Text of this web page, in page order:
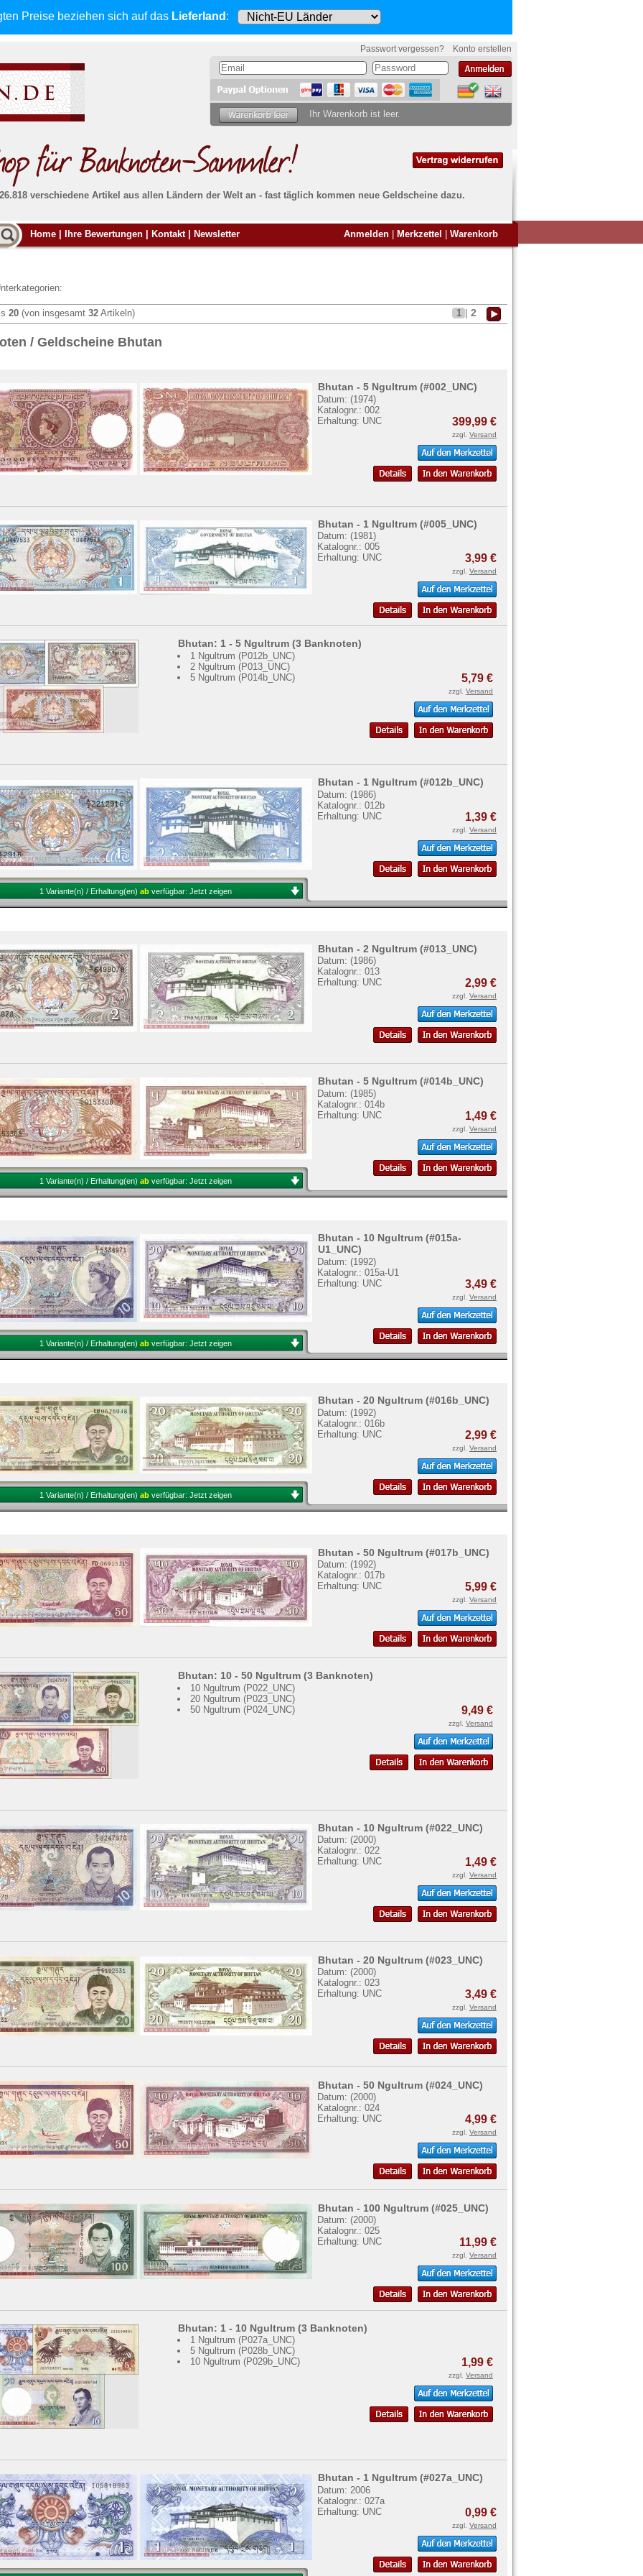
Preise beziehen sich auf das Lieferland :
Passwort vergessen? Konto erstellen
Ihr Warenkorb ist leer.
verschiedene Artikel aus allen Ländern der Welt an - fast täglich kommen neue Geldscheine dazu.
Alle Lieferungen, auch ins Ausland, werden
von uns voll versichert. Sie habenkein Risiko
Absolute Zuverlässigkeit:
Banknoten
Möchten Sie Banknoten
verkaufen?
Siehier.
Home Ihre Bewertungen Kontakt Newsletter Anmelden Merkzettel Warenkorb
20 (von insgesamt 32 Artikeln) 1 2
/ Geldscheine Bhutan
Bhutan - 5 Ngultrum (#002_UNC)
Datum: (1974)
Katalognr.: 002
Erhaltung: UNC
399,99 €
zzgl. Versand
Bhutan - 1 Ngultrum (#005_UNC)
Datum: (1981)
Katalognr.: 005
Erhaltung: UNC
3,99 €
zzgl. Versand
Bhutan: 1 - 5 Ngultrum (3 Banknoten)
1 Ngultrum (P012b_UNC)
2 Ngultrum (P013_UNC)
5 Ngultrum (P014b_UNC)
5,79 €
zzgl. Versand
Bhutan - 1 Ngultrum (#012b_UNC)
Datum: (1986)
Katalognr.: 012b
Erhaltung: UNC
1,39 €
zzgl. Versand
1 Variante(n) / Erhaltung(en) ab verfügbar: Jetzt zeigen
Bhutan - 2 Ngultrum (#013_UNC)
Datum: (1986)
Katalognr.: 013
Erhaltung: UNC
2,99 €
zzgl. Versand
Bhutan - 5 Ngultrum (#014b_UNC)
Datum: (1985)
Katalognr.: 014b
Erhaltung: UNC
1,49 €
zzgl. Versand
1 Variante(n) / Erhaltung(en) ab verfügbar: Jetzt zeigen
Bhutan - 10 Ngultrum (#015a-
U1_UNC)
Datum: (1992)
Katalognr.: 015a-U1
Erhaltung: UNC
3,49 €
zzgl. Versand
1 Variante(n) / Erhaltung(en) ab verfügbar: Jetzt zeigen
Bhutan - 20 Ngultrum (#016b_UNC)
Datum: (1992)
Katalognr.: 016b
Erhaltung: UNC
2,99 €
zzgl. Versand
1 Variante(n) / Erhaltung(en) ab verfügbar: Jetzt zeigen
Bhutan - 50 Ngultrum (#017b_UNC)
Datum: (1992)
Katalognr.: 017b
Erhaltung: UNC
5,99 €
zzgl. Versand
Bhutan: 10 - 50 Ngultrum (3 Banknoten)
10 Ngultrum (P022_UNC)
20 Ngultrum (P023_UNC)
50 Ngultrum (P024_UNC)
9,49 €
zzgl. Versand
Bhutan - 10 Ngultrum (#022_UNC)
Datum: (2000)
Katalognr.: 022
Erhaltung: UNC
1,49 €
zzgl. Versand
Bhutan - 20 Ngultrum (#023_UNC)
Datum: (2000)
Katalognr.: 023
Erhaltung: UNC
3,49 €
zzgl. Versand
Bhutan - 50 Ngultrum (#024_UNC)
Datum: (2000)
Katalognr.: 024
Erhaltung: UNC
4,99 €
zzgl. Versand
Bhutan - 100 Ngultrum (#025_UNC)
Datum: (2000)
Katalognr.: 025
Erhaltung: UNC
11,99 €
zzgl. Versand
Bhutan: 1 - 10 Ngultrum (3 Banknoten)
1 Ngultrum (P027a_UNC)
5 Ngultrum (P028b_UNC)
10 Ngultrum (P029b_UNC)
1,99 €
zzgl. Versand
Bhutan - 1 Ngultrum (#027a_UNC)
Datum: 2006
Katalognr.: 027a
Erhaltung: UNC
0,99 €
zzgl. Versand